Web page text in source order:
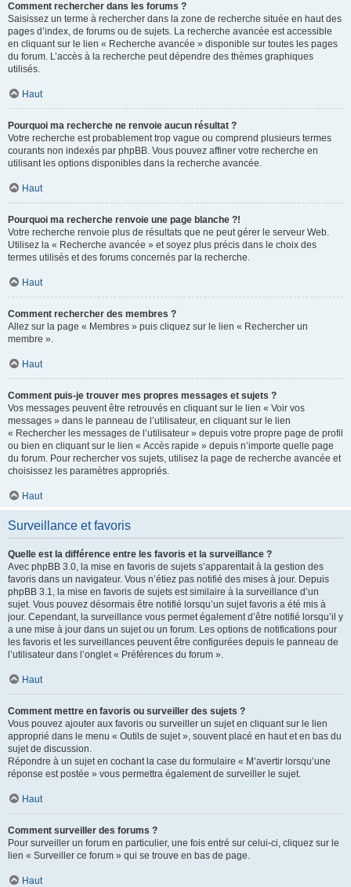
Comment rechercher dans les forums ?
Saisissez un terme à rechercher dans la zone de recherche située en haut des
pages d’index, de forums ou de sujets. La recherche avancée est accessible
en cliquant sur le lien « Recherche avancée » disponible sur toutes les pages
du forum. L’accès à la recherche peut dépendre des thèmes graphiques
utilisés.
Haut
Pourquoi ma recherche ne renvoie aucun résultat ?
Votre recherche est probablement trop vague ou comprend plusieurs termes
courants non indexés par phpBB. Vous pouvez affiner votre recherche en
utilisant les options disponibles dans la recherche avancée.
Haut
Pourquoi ma recherche renvoie une page blanche ?!
Votre recherche renvoie plus de résultats que ne peut gérer le serveur Web.
Utilisez la « Recherche avancée » et soyez plus précis dans le choix des
termes utilisés et des forums concernés par la recherche.
Haut
Comment rechercher des membres ?
Allez sur la page « Membres » puis cliquez sur le lien « Rechercher un
membre ».
Haut
Comment puis-je trouver mes propres messages et sujets ?
Vos messages peuvent être retrouvés en cliquant sur le lien « Voir vos
messages » dans le panneau de l’utilisateur, en cliquant sur le lien
« Rechercher les messages de l’utilisateur » depuis votre propre page de profil
ou bien en cliquant sur le lien « Accès rapide » depuis n’importe quelle page
du forum. Pour rechercher vos sujets, utilisez la page de recherche avancée et
choisissez les paramètres appropriés.
Haut
Surveillance et favoris
Quelle est la différence entre les favoris et la surveillance ?
Avec phpBB 3.0, la mise en favoris de sujets s’apparentait à la gestion des
favoris dans un navigateur. Vous n’étiez pas notifié des mises à jour. Depuis
phpBB 3.1, la mise en favoris de sujets est similaire à la surveillance d’un
sujet. Vous pouvez désormais être notifié lorsqu’un sujet favoris a été mis à
jour. Cependant, la surveillance vous permet également d’être notifié lorsqu’il y
a une mise à jour dans un sujet ou un forum. Les options de notifications pour
les favoris et les surveillances peuvent être configurées depuis le panneau de
l’utilisateur dans l’onglet « Préférences du forum ».
Haut
Comment mettre en favoris ou surveiller des sujets ?
Vous pouvez ajouter aux favoris ou surveiller un sujet en cliquant sur le lien
approprié dans le menu « Outils de sujet », souvent placé en haut et en bas du
sujet de discussion.
Répondre à un sujet en cochant la case du formulaire « M’avertir lorsqu’une
réponse est postée » vous permettra également de surveiller le sujet.
Haut
Comment surveiller des forums ?
Pour surveiller un forum en particulier, une fois entré sur celui-ci, cliquez sur le
lien « Surveiller ce forum » qui se trouve en bas de page.
Haut